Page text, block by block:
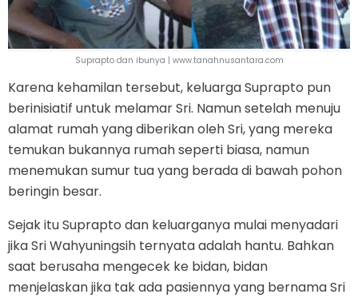
Suprapto dan ibunya | www.tanahnusantara.com
Karena kehamilan tersebut, keluarga Suprapto pun
berinisiatif untuk melamar Sri. Namun setelah menuju
alamat rumah yang diberikan oleh Sri, yang mereka
temukan bukannya rumah seperti biasa, namun
menemukan sumur tua yang berada di bawah pohon
beringin besar.
Sejak itu Suprapto dan keluarganya mulai menyadari
jika Sri Wahyuningsih ternyata adalah hantu. Bahkan
saat berusaha mengecek ke bidan, bidan
menjelaskan jika tak ada pasiennya yang bernama Sri